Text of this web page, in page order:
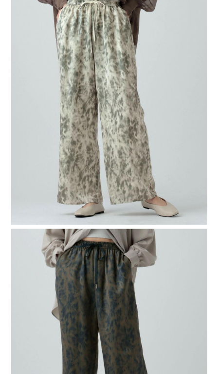
1.分期款項不併入電信帳單，「大哥付你分期」於每月結算日後寄送繳費提
2.透過簡訊連結打開帳單後，可選擇「超商條碼／台灣大直營門市／銀行轉
帳／街口支付／iPASS MONEY」等通路繳費。
1.本服務係由「台灣大哥大股份有限公司」（以下簡稱本公司）所提供，讓
用戶於交易時，得透過本服務購買商品或服務，並由商店將買賣／分期付款
買賣價金債權讓與本公司後，依約使用本公司帳單繳交帳款。
2.基於同意付款使用「大哥付你分期」之契約關係目的，商店將以您的個人
資料（包含姓名、電話或地址）提供予台灣大哥大進項蒐集、處理及利用，
由本公司與您本人進行分期帳單所需資料之確認、核對及更正。
3.完整用戶服務條款，請詳閱以下連結：https://oppay.tw/userRule
【「AFTEE先享後付」結帳流程】
１．於結帳方式選擇「AFTEE先享後付」後，將跳轉至「AFTEE先享後付」
結帳頁面，進行簡訊認證並確認金額後，即可完成結帳。
２．訂單成立數日內，您將收到繳費通知簡訊。
３．收到繳費通知簡訊後14天內，點擊此簡訊中的連結，可透過四大超商／
ATM／網路銀行／等多元方式進行付款，方視為交易完成。
※ 請注意：結帳手續完成當下不需立刻繳費，但若您需要取消訂單，請聯絡
購買商品的店家。未經商家同意取消之訂單仍視為有效，需透過AFTEE先享
後付繳納相關費用。
※ 交易是否成功請以「AFTEE先享後付 」之結帳頁面顯示為準，若有關於
是否繳費成功／繳費後需取消欲退款等相關疑問，請聯繫「AFTEE先享後付
https://netprotections.freshdesk.com/support/home
１．透過由恩沛科技股份有限公司提供之「AFTEE先享後付」服務完成之交
易，需依本服務之必要範圍內提供個人資料，並將交易相關給付款項請求債
權轉讓予恩沛科技股份有限公司。
２．關於個人資料處理事宜，請瀏覽以下網址： https://aftee.tw/terms/#terms3
３．未成年的使用者請事先徵得法定代理人或監護人之同意方可使用
「AFTEE先享後付」，若未經同意申辦者引起之損失，本公司不負相關責
４．使用「AFTEE先享後付」時，將依據個別帳號之用戶狀況，依本公司即
時審查核予不同之上限額度；若仍有額度不足之情形，本公司將視審查結果
５．嚴禁一人註冊多個帳號或使用他人資訊註冊。若發現惡意使用之情形，
恩沛科技股份有限公司將有權停止該用戶之使用額度並採取法律行動。
付款後 全家取貨
每筆NT$80，滿NT$888(含以上)免運費
每筆NT$80，滿NT$1,500(含以上)免運費
每筆NT$80，滿NT$1,500(含以上)免運費
每筆NT$80，滿NT$1,500(含以上)免運費